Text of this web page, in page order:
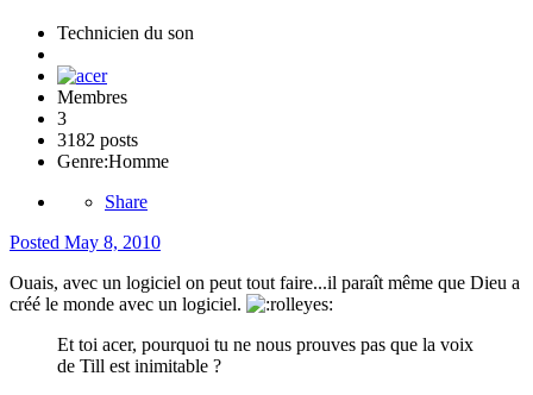
Technicien du son
Membres
3
3182 posts
Genre:Homme
Share
Posted May 8, 2010
Ouais, avec un logiciel on peut tout faire...il paraît même que Dieu a
créé le monde avec un logiciel.
Et toi acer, pourquoi tu ne nous prouves pas que la voix
de Till est inimitable ?